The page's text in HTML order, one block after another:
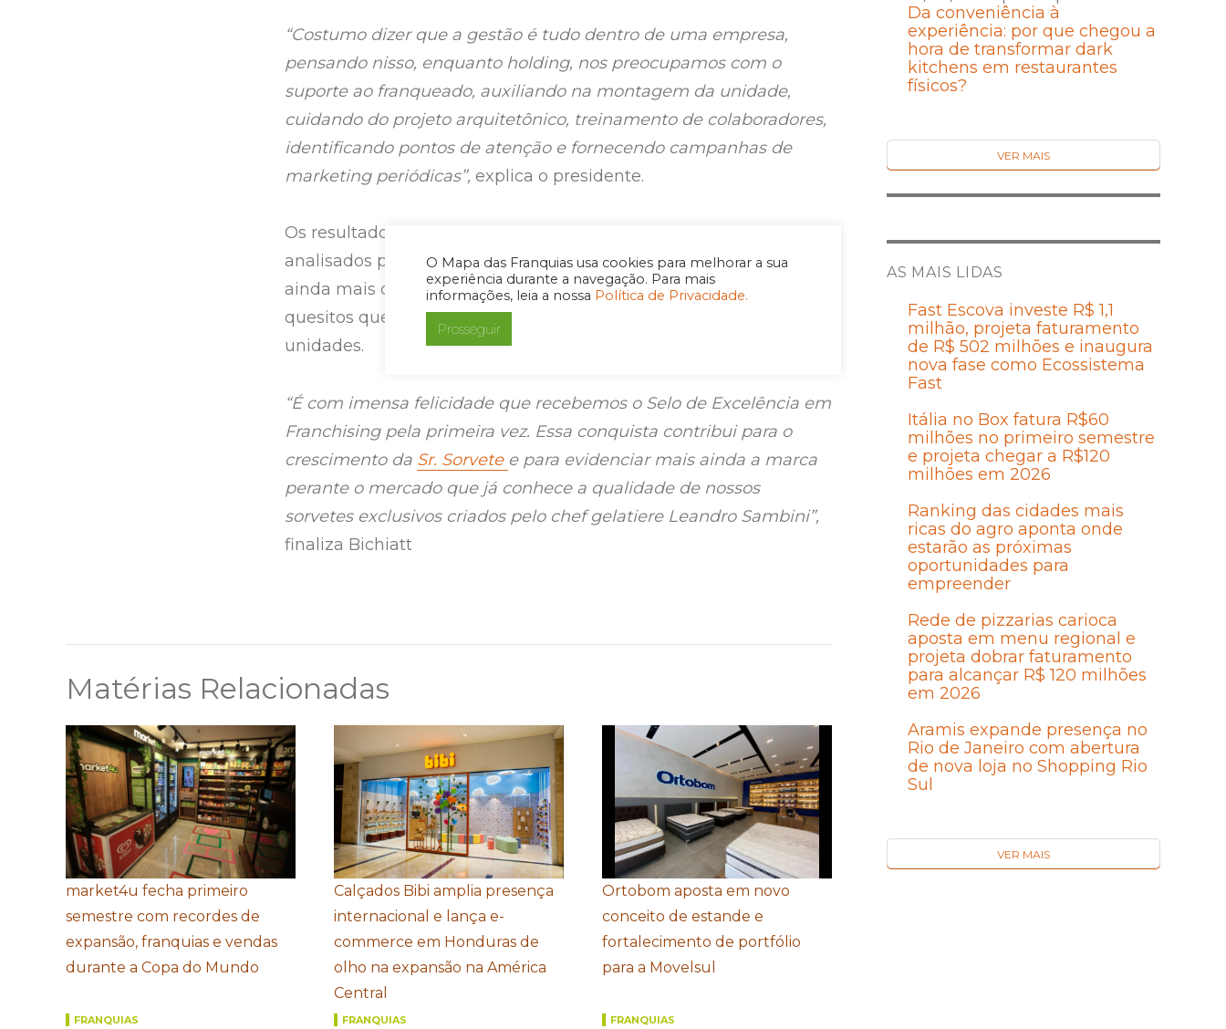
O Mapa das Franquias usa cookies para melhorar a sua
experiência durante a navegação. Para mais
informações, leia a nossa Política de Privacidade.
Prosseguir
“Costumo dizer que a gestão é tudo dentro de uma empresa,
pensando nisso, enquanto holding, nos preocupamos com o
suporte ao franqueado, auxiliando na montagem da unidade,
cuidando do projeto arquitetônico, treinamento de colaboradores,
identificando pontos de atenção e fornecendo campanhas de
marketing periódicas”, explica o presidente.
Os resultados da pesquisa utilizada para a obtenção do Selo serão
analisados pelo Grupo Oportunidade e servirão para melhorar
ainda mais os processos com os franqueados, ajudando a apontar
quesitos que precisam ser aperfeiçoados em cada uma nas
unidades.
“É com imensa felicidade que recebemos o Selo de Excelência em
Franchising pela primeira vez. Essa conquista contribui para o
crescimento da Sr. Sorvete e para evidenciar mais ainda a marca
perante o mercado que já conhece a qualidade de nossos
sorvetes exclusivos criados pelo chef gelatiere Leandro Sambini”,
finaliza Bichiatt
Matérias Relacionadas
market4u fecha primeiro
semestre com recordes de
expansão, franquias e vendas
durante a Copa do Mundo
FRANQUIAS
Calçados Bibi amplia presença
internacional e lança e-
commerce em Honduras de
olho na expansão na América
Central
FRANQUIAS
Ortobom aposta em novo
conceito de estande e
fortalecimento de portfólio
para a Movelsul
FRANQUIAS
Da conveniência à
experiência: por que chegou a
hora de transformar dark
kitchens em restaurantes
físicos?
VER MAIS
AS MAIS LIDAS
Fast Escova investe R$ 1,1
milhão, projeta faturamento
de R$ 502 milhões e inaugura
nova fase como Ecossistema
Fast
Itália no Box fatura R$60
milhões no primeiro semestre
e projeta chegar a R$120
milhões em 2026
Ranking das cidades mais
ricas do agro aponta onde
estarão as próximas
oportunidades para
empreender
Rede de pizzarias carioca
aposta em menu regional e
projeta dobrar faturamento
para alcançar R$ 120 milhões
em 2026
Aramis expande presença no
Rio de Janeiro com abertura
de nova loja no Shopping Rio
Sul
VER MAIS